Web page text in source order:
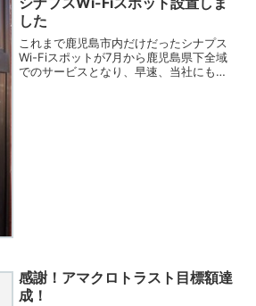
した
これまで鹿児島市内だけだったシナプス
Wi-Fiスポットが7月から鹿児島県下全域
でのサービスとなり、早速、当社にも設
感謝！アマクロトラスト目標額達
成！